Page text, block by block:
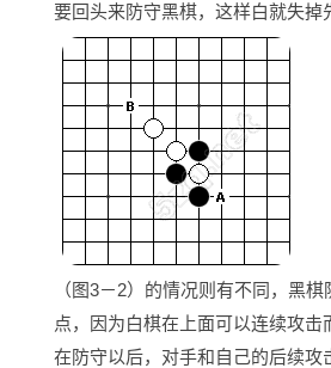
要回头来防守黑棋，这样白就失掉
（图3－2）的情况则有不同，黑
点，因为白棋在上面可以连续攻
在防守以后，对手和自己的后续攻